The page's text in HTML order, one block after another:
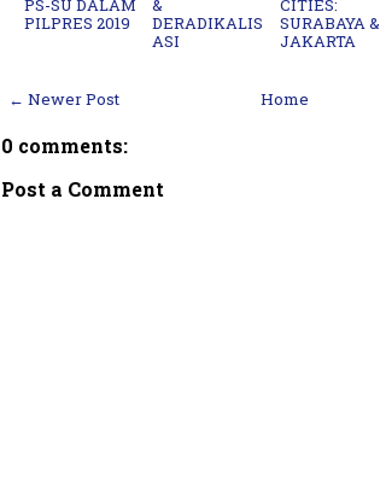
PILPRES 2019
DERADIKALIS
ASI
SURABAYA &
JAKARTA
← Newer Post Home
0 comments:
Post a Comment